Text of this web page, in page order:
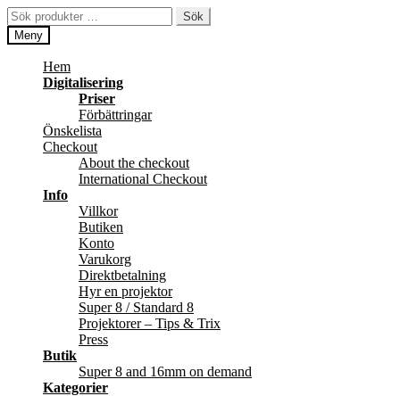
Hoppa
till
navigering
Hoppa
till
innehåll
Sök
efter:
Sök
Meny
Hem
Digitalisering
Priser
Förbättringar
Önskelista
Checkout
About the checkout
International Checkout
Info
Villkor
Butiken
Konto
Varukorg
Direktbetalning
Hyr en projektor
Super 8 / Standard 8
Projektorer – Tips & Trix
Press
Butik
Super 8 and 16mm on demand
Kategorier